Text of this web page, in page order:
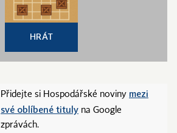
HRÁT
Přidejte si Hospodářské noviny mezi
své oblíbené tituly na Google
zprávách.